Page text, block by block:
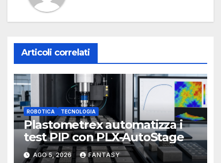
Articoli correlati
ROBOTICA TECNOLOGIA
Plastometrex automatizza i
test PIP con PLX-AutoStage
AGO 5, 2026 FANTASY